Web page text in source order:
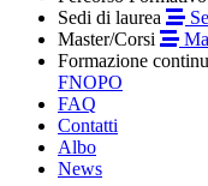
Sedi di laurea
Master/Corsi
Formazione
FNOPO
FAQ
Contatti
Albo
News